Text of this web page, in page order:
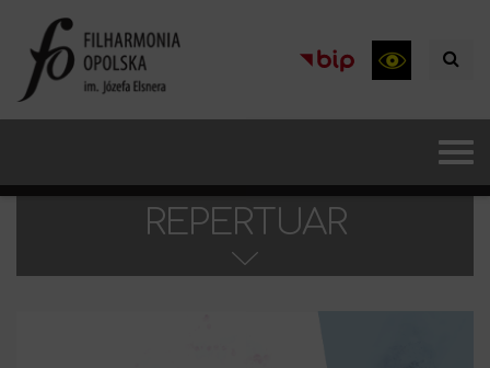
REPERTUAR